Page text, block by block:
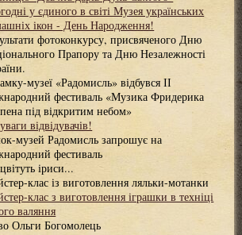
у єдиного в світі Музея українських
ікон - День Народження!
фотоконкурсу, присвяченого Дню
Прапору та Дню Незалежності
музеї «Радомисль» відбувся ІІ
фестиваль «Музика Фридерика
під відкритим небом»
відвідувачів!
музей Радомисль запрошує на
фестиваль
іриси...
клас із виготовлення ляльки-мотанки
клас з виготовлення іграшки в техніці
валяння
Ольги Богомолець